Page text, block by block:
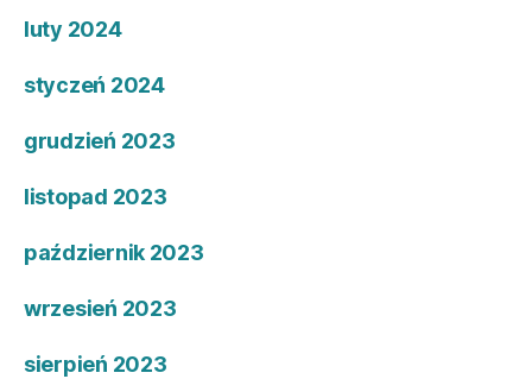
luty 2024
styczeń 2024
grudzień 2023
listopad 2023
październik 2023
wrzesień 2023
sierpień 2023